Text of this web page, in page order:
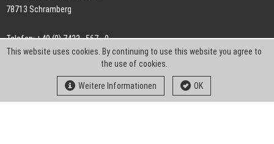
78713 Schramberg
Telefon: +49 (0) 7422 . 567 - 0
Telefax: +49 (0) 7422 . 567 - 239
info-ch@kern-liebers.com
This website uses cookies. By continuing to use this website you agree to
the use of cookies.
Weitere Informationen OK